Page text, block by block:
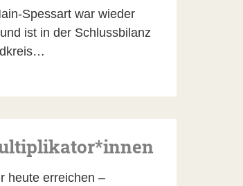
Spessart war wieder
ist in der Schlussbilanz
heute erreichen –